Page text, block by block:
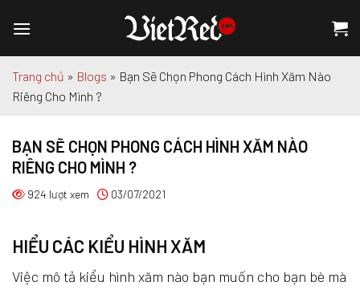
đến
dungTrang chủ » Blogs » Bạn Sẽ Chọn Phong Cách Hình Xăm Nào
Riêng Cho Mình ?
BẠN SẼ CHỌN PHONG CÁCH HÌNH XĂM NÀO
RIÊNG CHO MÌNH ?
924 lượt xem 03/07/2021
HIỂU CÁC KIỂU HÌNH XĂM
Việc mô tả kiểu hình xăm nào bạn muốn cho bạn bè mà